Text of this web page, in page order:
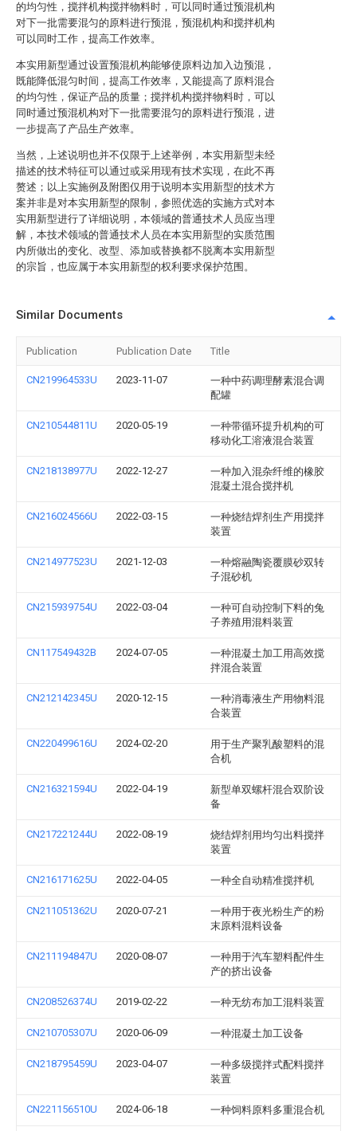
的均匀性，搅拌机构搅拌物料时，可以同时通过预混机构
对下一批需要混匀的原料进行预混，预混机构和搅拌机构
可以同时工作，提高工作效率。
本实用新型通过设置预混机构能够使原料边加入边预混，
既能降低混匀时间，提高工作效率，又能提高了原料混合
的均匀性，保证产品的质量；搅拌机构搅拌物料时，可以
同时通过预混机构对下一批需要混匀的原料进行预混，进
一步提高了产品生产效率。
当然，上述说明也并不仅限于上述举例，本实用新型未经
描述的技术特征可以通过或采用现有技术实现，在此不再
赘述；以上实施例及附图仅用于说明本实用新型的技术方
案并非是对本实用新型的限制，参照优选的实施方式对本
实用新型进行了详细说明，本领域的普通技术人员应当理
解，本技术领域的普通技术人员在本实用新型的实质范围
内所做出的变化、改型、添加或替换都不脱离本实用新型
的宗旨，也应属于本实用新型的权利要求保护范围。
Similar Documents
Publication Publication Date Title
CN219964533U 2023-11-07
一种中药调理酵素混合调
配罐
CN210544811U 2020-05-19
一种带循环提升机构的可
移动化工溶液混合装置
CN218138977U 2022-12-27
一种加入混杂纤维的橡胶
混凝土混合搅拌机
CN216024566U 2022-03-15
一种烧结焊剂生产用搅拌
装置
CN214977523U 2021-12-03
一种熔融陶瓷覆膜砂双转
子混砂机
CN215939754U 2022-03-04
一种可自动控制下料的兔
子养殖用混料装置
CN117549432B 2024-07-05
一种混凝土加工用高效搅
拌混合装置
CN212142345U 2020-12-15
一种消毒液生产用物料混
合装置
CN220499616U 2024-02-20
用于生产聚乳酸塑料的混
合机
CN216321594U 2022-04-19
新型单双螺杆混合双阶设
备
CN217221244U 2022-08-19
烧结焊剂用均匀出料搅拌
装置
CN216171625U 2022-04-05 一种全自动精准搅拌机
CN211051362U 2020-07-21
一种用于夜光粉生产的粉
末原料混料设备
CN211194847U 2020-08-07
一种用于汽车塑料配件生
产的挤出设备
CN208526374U 2019-02-22 一种无纺布加工混料装置
CN210705307U 2020-06-09 一种混凝土加工设备
CN218795459U 2023-04-07
一种多级搅拌式配料搅拌
装置
CN221156510U 2024-06-18 一种饲料原料多重混合机